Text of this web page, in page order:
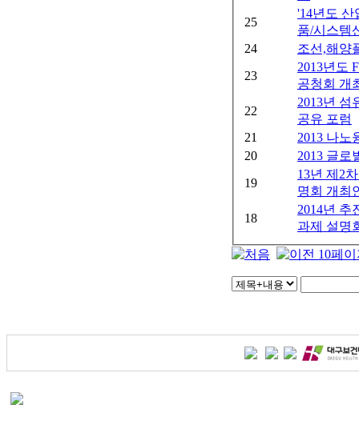
25
'14년도 산
품/시스템
24
조선,해양
23
2013년도
공청회 개
22
2013년 섬
공유 포럼
21
2013 나노
20
2013 글로
19
13년 제2차
명회 개최
18
2014년 추
과제 설명